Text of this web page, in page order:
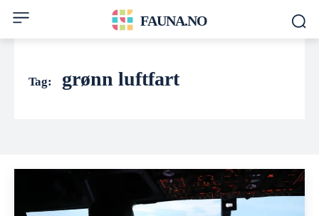
FAUNA.NO
Tag: grønn luftfart